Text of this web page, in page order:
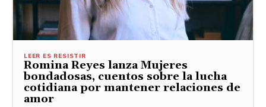
LEER ES RESISTIR
Romina Reyes lanza Mujeres
bondadosas, cuentos sobre la lucha
cotidiana por mantener relaciones de
amor